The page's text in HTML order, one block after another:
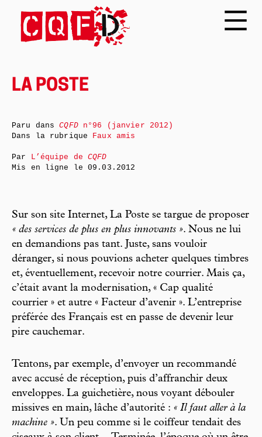
LA POSTE
Sur son site Internet, La Poste se targue de proposer
« des services de plus en plus innovants ». Nous ne lui
en demandions pas tant. Juste, sans vouloir
déranger, si nous pouvions acheter quelques timbres
et, éventuellement, recevoir notre courrier. Mais ça,
c’était avant la modernisation, « Cap qualité
courrier » et autre « Facteur d’avenir ». L’entreprise
préférée des Français est en passe de devenir leur
pire cauchemar.
Tentons, par exemple, d’envoyer un recommandé
avec accusé de réception, puis d’affranchir deux
enveloppes. La guichetière, nous voyant débouler
missives en main, lâche d’autorité : « Il faut aller à la
machine ». Un peu comme si le coiffeur tendait des
Paru dansCQFDn°96 (janvier 2012)
Dans la rubrique Faux amis
Par L’équipe deCQFD
Mis en ligne le09.03.2012